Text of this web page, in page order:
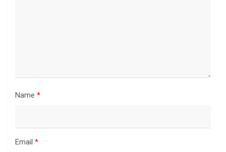
Name *
Email *